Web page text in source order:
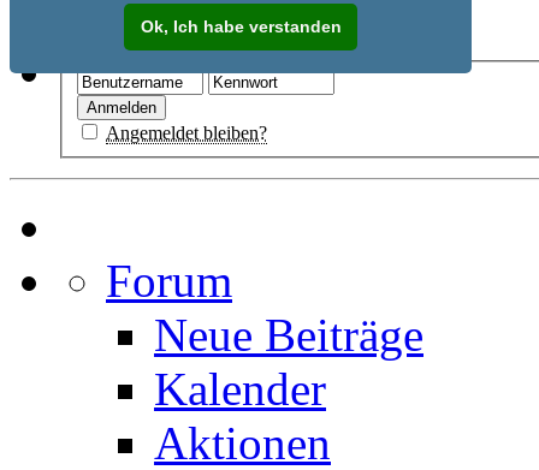
Ok, Ich habe verstanden
Registrieren
Angemeldet bleiben?
Forum
Neue Beiträge
Kalender
Aktionen